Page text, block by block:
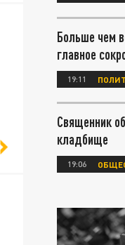
Больше чем
главное
19:11
Священник
кладбище
19:06